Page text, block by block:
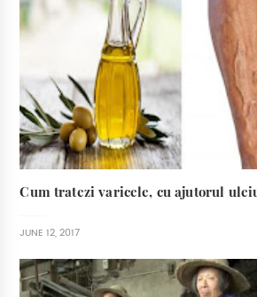
Cum tratezi varicele, cu ajutorul
JUNE 12, 2017